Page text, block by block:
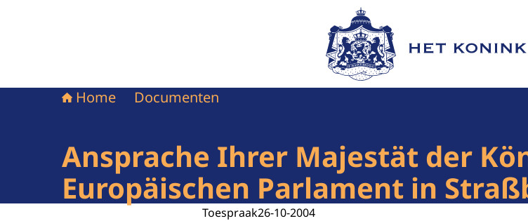
Naar de homepage van Het Koninklijk
Home Documenten
Ansprache Ihrer Majestät der
Europäischen Parlament in
Toespraak26-10-2004